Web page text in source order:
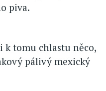
piva.
k tomu chlastu něco,
pálivý mexický